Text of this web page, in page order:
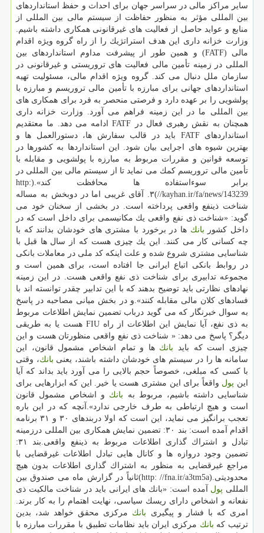
سایر مراكز مالی در سراسر جهان برای احداث و حفظ استانداردهای
بین المللی مؤثر به منظور حفاظت از سیستم مالی بین المللی از
منابع و عواید حاصل از فعالیت های غیرقانونی همكاری داشته باشیم.
وزارت خزانه داری این هدف استراتژیك را از راه گروه ویژه اقدام
مالی (FATF) و همین طور از پیشرفت مداوم استانداردهای بین
المللی در زمینه تأمین مالی فعالیت های تروریستی و غیرقانونی در
سازمان ملل دنبال می كند. گروه ویژه اقدام مالی، مسئولیت تهیه
استانداردهای جهانی برای مبارزه با تأمین مالی تروریسم و مبارزه با
پولشویی را بر عهده دارد و فرصتی منحصر به فرد برای همكاری های
بین المللی ما در این زمینه فراهم می آورد. وزارت خزانه داری
همچنان به نقش رهبری فعال در FATF ادامه می دهد. ما معتقدیم
استانداردهای FATF باید در قالب سفارش ها، دستورالعمل ها و
بهترین شیوه های اجرایی بیان شود. این استانداردها به كشورها در
توسعه قوانین و مقررات مربوط به مبارزه با پولشویی و مقابله با
تأمین مالی تروریسم كمك می نماید تا از سیستم مالی بین المللی در
برابر سوءاستفاده ها محافظت كند».(http:
//kayhan.ir/fa/news/143239)۳. آقای غریبی اما در دوبخش به مساله
شناخت ذینفع واقعی پرداخته است. در بخشی از سخنان خود می
گوید: «شناخت ذی نفع واقعی یك مكانیسمی برای داخل است كه در
داخل كشور بانك ها در برخورد با مشتری های خودشان بدانند كه با
چه كسانی كار می كنند. این یك چیزی هست كه از سال ها قبل با
شناسایی مشتری شروع شده و علت اینكه كد ملی در معاملات بانكی
در روابط بانكی اتباع ایرانی جا افتاده است، برای همین است و
مجموعه تدابیری برای شناخت ذی نفع واقعی هست. در این زمینه
نهادهای نظارتی باید توضیح بدهند كه با این تدابیر چقدر توانسته اند با
فسادهای كلان مالی مقابله كنند».و در بخش میانی مصاحبه در پاسخ
به سوال خبرنگار كه می گوید درباب تضمین نمایش اطلاعات مربوط
به ذی نفع، آیا نمایش این اطلاعات از راه FIU هست یا به طریقی
دیگر؟ پاسخ می دهد: « شناخت ذی نفع واقعی منظورتان هست و این
چیزی است كه باید بانك ها و تمام اشخاص مشمول قانون، این
سامانه ها را در سیستم های خودشان داشته باشند، یعنی بانك، وقتی
با كسی كه مبلغی، خصوصاً حجم بالایی را می آورد باید بداند كه آیا
این پول واقعاً برای این مشتری هست یا خیر. این كه ابزارهایی برای
شناسایی داشته باشیم، مربوط به بانك و اشخاص مشمول قانون
است و هیچ ارتباطی به طرف خارجی ندارد».آنچه كه در این باره
تعجب برانگیز می نماید، این است كه اولا دربندهای ۳۰ و ۳۱ برنامه
اقدام آمده است: بند ۳۰: تضمین نمایش همكاری بین المللی درزمینه
تبادل و اشتراك گذاری اطلاعات مربوط به ذینفع واقعی.بند ۳۱:
تضمین وجود دروازه ها و كانال هایی تبادل اطلاعات غیرقضایی با
مراجع غیرقضایی به منظور به اشتراك گذاری اطلاعات بدون هیچ
محدودیتی.(http: //fna.ir/a3tm5a)ثانیاً در گزارش ماه می صندوق بین
المللی پول آمده است: «بانك های ایرانی باید در شناخت مالكیت ذی
نفعانه و اشخاص دارای ریسك سیاسی، نهایت اهتمام را به كار برند.
امری كه با فشار و پیگیری بانك مركزی محقق خواهد شد، بدین
ترتیب كه بانك مركزی ایران باید نظامات تطبیق با مقررات مبارزه با